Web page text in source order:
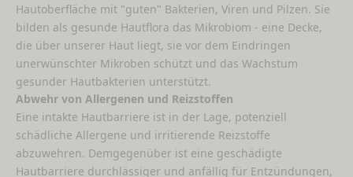
Hautoberfläche mit "guten" Bakterien, Viren und Pilzen. Sie
bilden als gesunde Hautflora das Mikrobiom - eine Decke,
die über unserer Haut liegt, sie vor dem Eindringen
unerwünschter Mikroben schützt und das Wachstum
gesunder Hautbakterien unterstützt.
Abwehr von Allergenen und Reizstoffen
Eine intakte Hautbarriere ist in der Lage, potenziell
schädliche Allergene und irritierende Reizstoffe
abzuwehren. Demgegenüber ist eine geschädigte
Hautbarriere durchlässiger und anfällig für Entzündungen,